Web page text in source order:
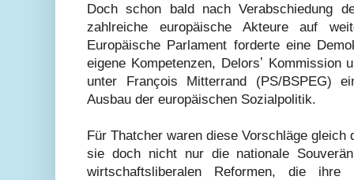
Doch schon bald nach Verabschiedung
zahlreiche europäische Akteure auf
Europäische Parlament forderte eine
eigene Kompetenzen, Delorsʼ Kommission
unter François Mitterrand (PS/BSPEG)
Ausbau der europäischen Sozialpolitik.
Für Thatcher waren diese Vorschläge gleich
sie doch nicht nur die nationale
wirtschaftsliberalen Reformen, die ihre